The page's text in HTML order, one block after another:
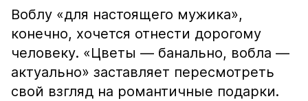
Воблу «для настоящего мужика»,
конечно, хочется отнести дорогому
человеку. «Цветы — банально, вобла —
актуально» заставляет пересмотреть
свой взгляд на романтичные подарки.